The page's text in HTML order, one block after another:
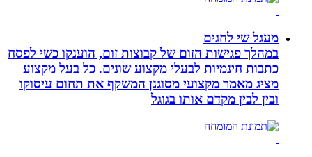
מעגל שי לחגים
במהלך פגישות הזום של קבוצות זום, הוענקו כשי לפסח
כתבות חינמיות לבעלי מקצוע שונים. כל בעל מקצוע
מציג מאמר מקצועי מסוגנן המשקף את תחום עיסוקו
ובין לבין מקדם אותו בגוגל